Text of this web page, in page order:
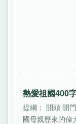
熱愛祖國400
提綱： 開頭 開
國母親歷來的偉